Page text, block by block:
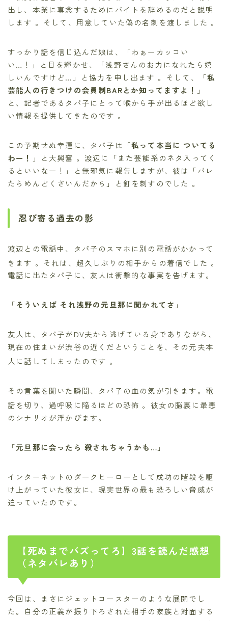
出し、本業に専念するためにバイトを辞めるのだと説明
します 。そして、用意していた偽の名刺を渡しました 。
すっかり話を信じ込んだ娘は、「わぁーカッコい
い…！」と目を輝かせ、「浅野さんのお力になれたら嬉
しいんですけど…」と協力を申し出ます 。そして、「私
芸能人の行きつけの会員制BARとか知ってますよ！ 」
と、記者であるタパ子にとって喉から手が出るほど欲し
い情報を提供してきたのです 。
この予期せぬ幸運に、タパ子は「私って本当に ついてる
わー！ 」と大興奮 。渡辺に「また芸能系のネタ入ってく
るといいなー！」と無邪気に報告しますが、彼は「バレ
たらめんどくさいんだから」と釘を刺すのでした 。
忍び寄る過去の影
渡辺との電話中、タパ子のスマホに別の電話がかかって
きます 。それは、超久しぶりの相手からの着信でした 。
電話に出たタパ子に、友人は衝撃的な事実を告げます。
「そういえば それ浅野の元旦那に聞かれてさ 」
友人は、タパ子がDV夫から逃げている身でありながら、
現在の住まいが渋谷の近くだということを、その元夫本
人に話してしまったのです 。
その言葉を聞いた瞬間、タパ子の血の気が引きます。電
話を切り、過呼吸に陥るほどの恐怖 。彼女の脳裏に最悪
のシナリオが浮かびます。
「元旦那に会ったら 殺されちゃうかも… 」
インターネットのダークヒーローとして成功の階段を駆
け上がっていた彼女に、現実世界の最も恐ろしい脅威が
迫っていたのです。
【死ぬまでバズってろ】3話を読んだ感想
（ネタバレあり）
今回は、まさにジェットコースターのような展開でし
た。自分の正義が振り下ろされた相手の家族と対面する